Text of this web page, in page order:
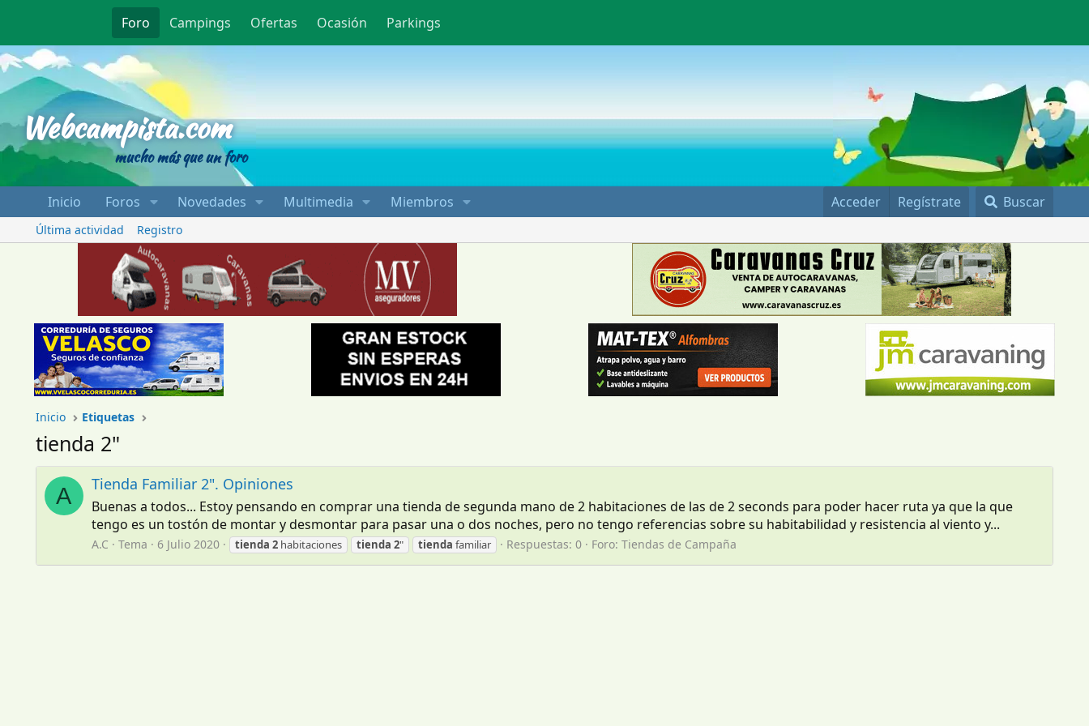
Foro Campings Ofertas Ocasión Parkings
Webcampista.com
mucho más que un foro
Inicio Foros Novedades Multimedia Miembros Acceder Regístrate Buscar
Última actividad Registro
Inicio Etiquetas
tienda 2"
A Tienda Familiar 2". Opiniones
Buenas a todos... Estoy pensando en comprar una tienda de segunda mano de 2 habitaciones de las de 2 seconds para poder hacer ruta ya que la que
tengo es un tostón de montar y desmontar para pasar una o dos noches, pero no tengo referencias sobre su habitabilidad y resistencia al viento y...
A.C Tema 6 Julio 2020 tienda 2habitaciones tienda 2" tienda familiar Respuestas: 0 Foro: Tiendas de Campaña